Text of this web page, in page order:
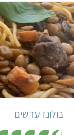
קוואקר ללא סוכר
60 קלוריות ל-100 גרם.
קל
בולונז עדשים